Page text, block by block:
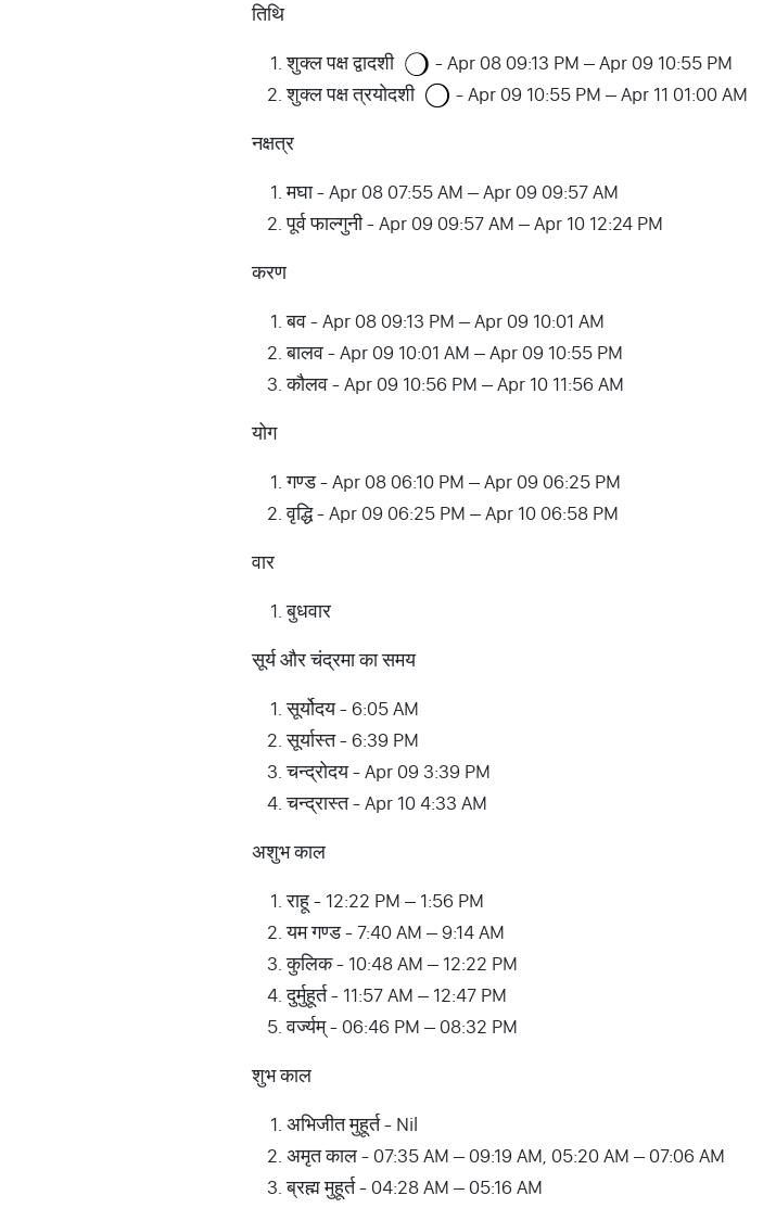
तिथि
शुक्ल पक्ष द्वादशी
- Apr 08 09:13 PM – Apr 09 10:55 PM
शुक्ल पक्ष त्रयोदशी
- Apr 09 10:55 PM – Apr 11 01:00 AM
नक्षत्र
मघा - Apr 08 07:55 AM – Apr 09 09:57 AM
पूर्व फाल्गुनी - Apr 09 09:57 AM – Apr 10 12:24 PM
करण
बव - Apr 08 09:13 PM – Apr 09 10:01 AM
बालव - Apr 09 10:01 AM – Apr 09 10:55 PM
कौलव - Apr 09 10:56 PM – Apr 10 11:56 AM
योग
गण्ड - Apr 08 06:10 PM – Apr 09 06:25 PM
वृद्धि - Apr 09 06:25 PM – Apr 10 06:58 PM
वार
बुधवार
सूर्य और चंद्रमा का समय
सूर्योदय - 6:05 AM
सूर्यास्त - 6:39 PM
चन्द्रोदय - Apr 09 3:39 PM
चन्द्रास्त - Apr 10 4:33 AM
अशुभ काल
राहू - 12:22 PM – 1:56 PM
यम गण्ड - 7:40 AM – 9:14 AM
कुलिक - 10:48 AM – 12:22 PM
दुर्मुहूर्त - 11:57 AM – 12:47 PM
वर्ज्यम् - 06:46 PM – 08:32 PM
शुभ काल
अभिजीत मुहूर्त - Nil
अमृत काल - 07:35 AM – 09:19 AM, 05:20 AM – 07:06 AM
ब्रह्म मुहूर्त - 04:28 AM – 05:16 AM